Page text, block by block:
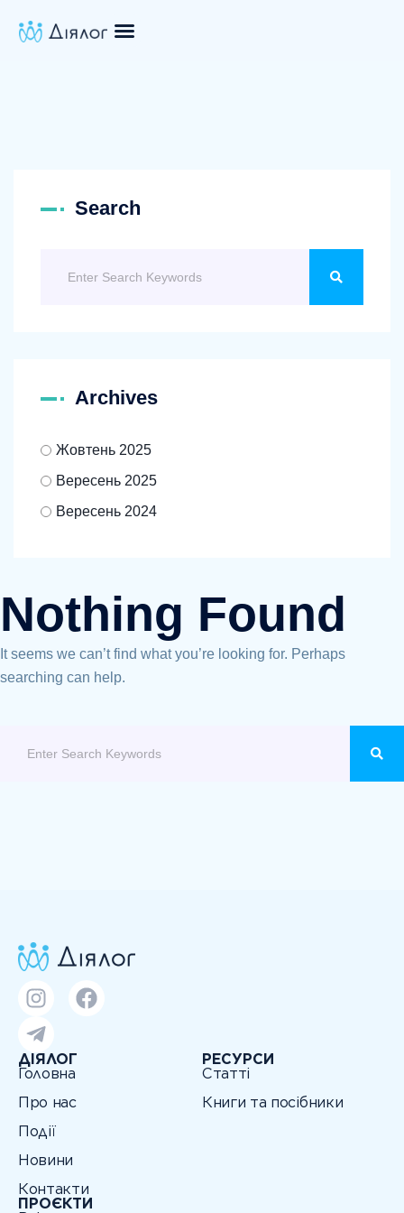
Nothing Found
It seems we can’t find what you’re looking for. Perhaps
searching can help.
Search
Archives
Жовтень 2025
Вересень 2025
Вересень 2024
ДІЯЛОГ
Головна
Про нас
Події
Новини
Контакти
РЕСУРСИ
Статті
Книги та посібники
ПРОЄКТИ